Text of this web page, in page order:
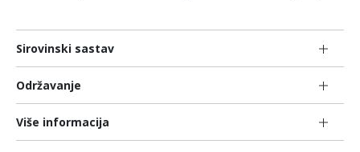
Sirovinski sastav
Održavanje
Više informacija